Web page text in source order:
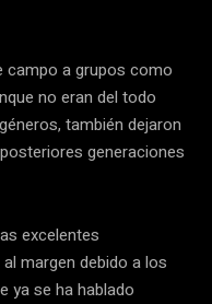
campo a grupos como
no eran del todo
también dejaron
generaciones
excelentes
margen debido a los
ya se ha hablado